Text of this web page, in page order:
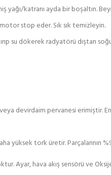
yağı/katranı ayda bir boşaltın.
motor stop eder. Sık sık temizleyin.
su dökerek radyatörü dıştan
devirdaim pervanesi erimiştir.
yüksek tork üretir. Parçalarının
Ayar, hava akış sensörü ve